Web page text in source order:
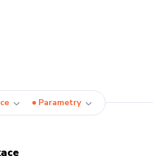
Parametry